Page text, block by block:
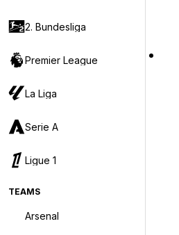
2. Bundesliga
Premier League
La Liga
Serie A
Ligue 1
TEAMS
Arsenal